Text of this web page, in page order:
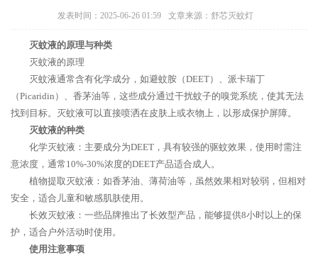
发表时间：2025-06-26 01:59 文章来源：舒芯灭蚊灯
灭蚊液的原理与种类
灭蚊液的原理
灭蚊液通常含有化学成分，如避蚊胺（DEET）、派卡瑞丁
（Picaridin）、香茅油等，这些成分通过干扰蚊子的嗅觉系统，使其无法
找到目标。灭蚊液可以直接喷洒在皮肤上或衣物上，以形成保护屏障。
灭蚊液的种类
化学灭蚊液：主要成分为DEET，具有较强的驱蚊效果，使用时需注
意浓度，通常10%-30%浓度的DEET产品适合成人。
植物提取灭蚊液：如香茅油、薄荷油等，虽然效果相对较弱，但相对
安全，适合儿童和敏感肌肤使用。
长效灭蚊液：一些品牌推出了长效型产品，能够提供8小时以上的保
护，适合户外活动时使用。
使用注意事项